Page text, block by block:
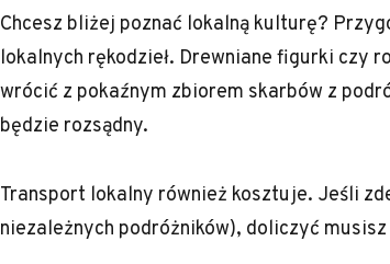
Chcesz bliżej poznać lokalną kulturę?
lokalnych rękodzieł. Drewniane figurki czy
wrócić z pokaźnym zbiorem skarbów z
będzie rozsądny.
Transport lokalny również kosztuje. Jeśli
niezależnych podróżników), doliczyć